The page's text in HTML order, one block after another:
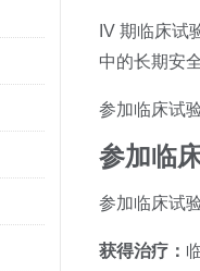
IV 期临床试
中的长期安
参加临床试
参加临
参加临床试
获得治疗：